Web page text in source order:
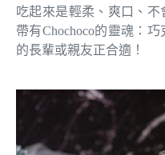
吃起來是輕柔、爽口、
帶有Chochoco的靈魂：
的長輩或親友正合適！